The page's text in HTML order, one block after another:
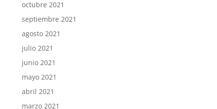
octubre 2021
septiembre 2021
agosto 2021
julio 2021
junio 2021
mayo 2021
abril 2021
marzo 2021